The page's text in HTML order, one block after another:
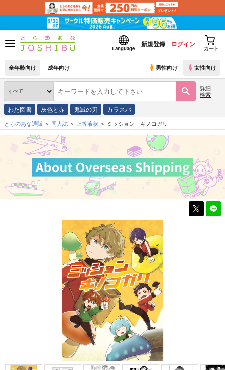
Language
新規登録 ログイン
カート
全年齢向け 成年向け 男性向け 女性向け
詳細
検索
わた図書 灰色と赤 鬼滅の刃 カラスバ
とらのあな通販 同人誌 上等液状 ミッション キノコガリ